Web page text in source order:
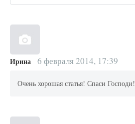
Ирина 6 февраля 2014, 17:39
Очень хорошая статья! Спаси Господи!